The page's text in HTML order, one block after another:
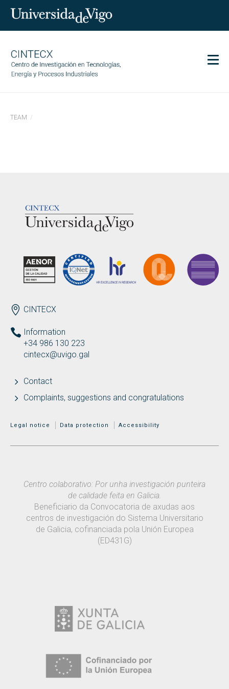
Research
Equality
GL ES Search
for:
SEARCH
TEAM
ENDEREZO EN
CINTECX
Information
+34 986 130 223
cintecx@uvigo.gal
Contact
Complaints, suggestions and congratulations
MENÚ ADICIONAL
Legal notice Data protection Accessibility
Centro colaborativo: Por unha investigación punteira
de calidade feita en Galicia.
Beneficiario da Convocatoria de axudas aos
centros de investigación do Sistema Universitario
de Galicia, cofinanciada pola Unión Europea
(ED431G)